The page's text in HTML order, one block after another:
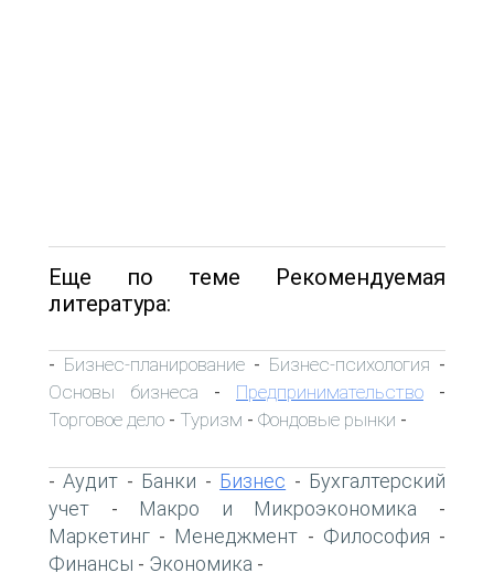
Еще по теме Рекомендуемая
литература:
- Бизнес-планирование - Бизнес-психология -
Основы бизнеса - Предпринимательство -
Торговое дело - Туризм - Фондовые рынки -
-Аудит - Банки - Бизнес - Бухгалтерский
учет - Макро и Микроэкономика -
Маркетинг - Менеджмент - Философия -
Финансы - Экономика -